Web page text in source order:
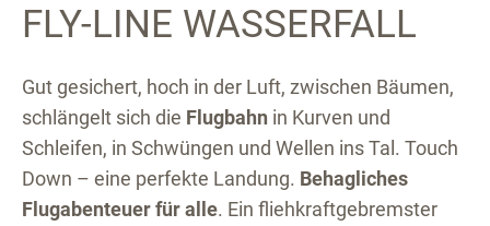
FLY-LINE WASSERFALL
Gut gesichert, hoch in der Luft, zwischen Bäumen,
schlängelt sich die Flugbahn in Kurven und
Schleifen, in Schwüngen und Wellen ins Tal. Touch
Down – eine perfekte Landung. Behagliches
Flugabenteuer für alle. Ein fliehkraftgebremster